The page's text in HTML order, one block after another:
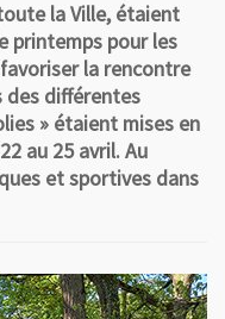
la Ville, étaient
printemps pour les
la rencontre
des différentes
» étaient mises en
au 25 avril. Au
et sportives dans